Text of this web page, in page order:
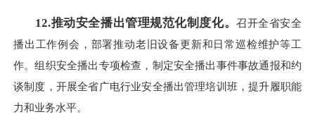
12.推动安全播出管理规范化制度化。召开全省安全
播出工作例会，部署推动老旧设备更新和日常巡检维护等工
作。组织安全播出专项检查，制定安全播出事件事故通报和约
谈制度，开展全省广电行业安全播出管理培训班，提升履职能
力和业务水平。